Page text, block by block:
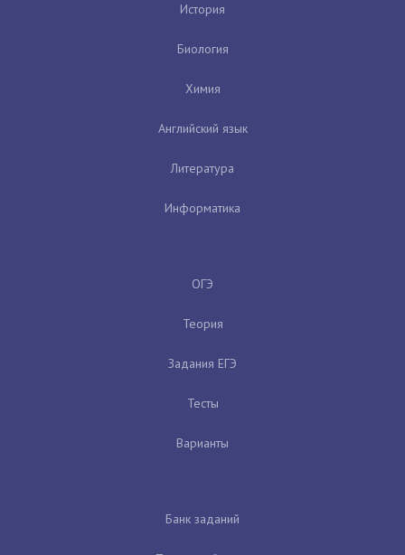
История
Биология
Химия
Английский язык
Литература
Информатика
ОГЭ
Теория
Задания ЕГЭ
Тесты
Варианты
Банк заданий